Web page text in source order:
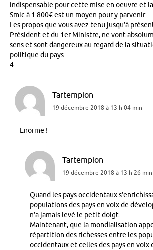
indispensable pour cette mise en oeuvre et
Smic à 1 800€ est un moyen pour y parvenir.
Les propos que vous avez tenu jusqu’à
Président et du 1er Ministre, ne vont
sens et sont dangereux au regard de la
politique du pays.
4
Tartempion
19 décembre 2018 à 13 h 04 min
Enorme !
Tartempion
19 décembre 2018 à 13 h 26 min
Quand les pays occidentaux
populations des pays en voix de
n’a jamais levé le petit doigt.
Maintenant, que la mondialisation
répartition des richesses entre les
occidentaux et celles des pays en